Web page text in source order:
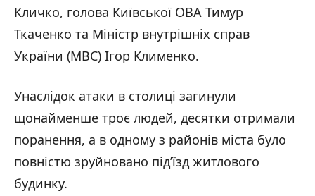
Кличко, голова Київської ОВА Тимур
Ткаченко та Міністр внутрішніх справ
України (МВС) Ігор Клименко.
Унаслідок атаки в столиці загинули
щонайменше троє людей, десятки отримали
поранення, а в одному з районів міста було
повністю зруйновано під’їзд житлового
будинку.